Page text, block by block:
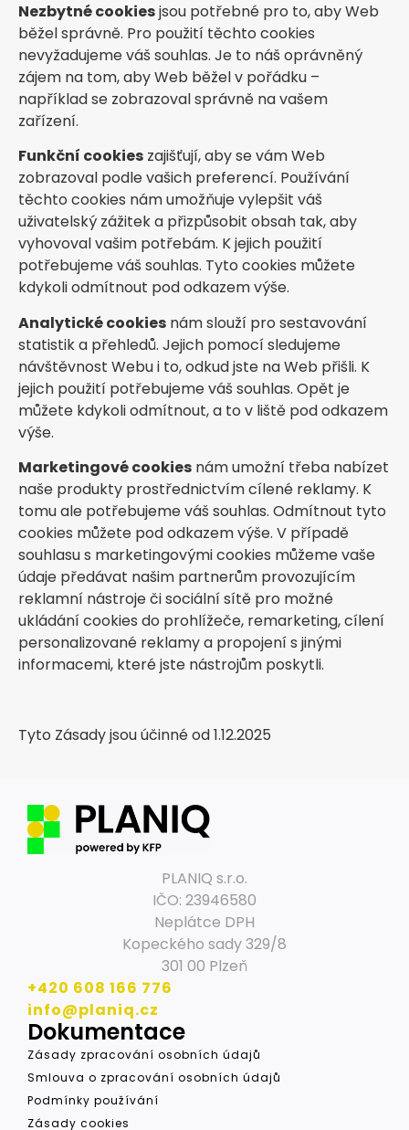
Nezbytné cookiesjsou potřebné pro to, aby Web
běžel správně. Pro použití těchto cookies
nevyžadujeme váš souhlas. Je to náš oprávněný
zájem na tom, aby Web běžel v pořádku –
například se zobrazoval správně na vašem
zařízení.
Funkční cookies zajišťují, aby se vám Web
zobrazoval podle vašich preferencí. Používání
těchto cookies nám umožňuje vylepšit váš
uživatelský zážitek a přizpůsobit obsah tak, aby
vyhovoval vašim potřebám. K jejich použití
potřebujeme váš souhlas. Tyto cookies můžete
kdykoli odmítnout pod odkazem výše.
Analytické cookies nám slouží pro sestavování
statistik a přehledů. Jejich pomocí sledujeme
návštěvnost Webu i to, odkud jste na Web přišli. K
jejich použití potřebujeme váš souhlas. Opět je
můžete kdykoli odmítnout, a to v liště pod odkazem
výše.
Marketingové cookies nám umožní třeba nabízet
naše produkty prostřednictvím cílené reklamy. K
tomu ale potřebujeme váš souhlas. Odmítnout tyto
cookies můžete pod odkazem výše. V případě
souhlasu s marketingovými cookies můžeme vaše
údaje předávat našim partnerům provozujícím
reklamní nástroje či sociální sítě pro možné
ukládání cookies do prohlížeče, remarketing, cílení
personalizované reklamy a propojení s jinými
informacemi, které jste nástrojům poskytli.
Tyto Zásady jsou účinné od 1.12.2025
PLANIQ s.r.o.
IČO: 23946580
Neplátce DPH
Kopeckého sady 329/8
301 00 Plzeň
+420 608 166 776
info@planiq.cz
Dokumentace
Zásady zpracování osobních údajů
Smlouva o zpracování osobních údajů
Podmínky používání
Zásady cookies